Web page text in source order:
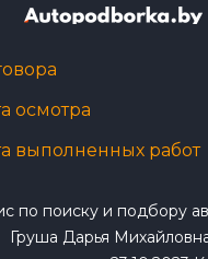
осмотра
выполненных работ
по поиску и подбору
Груша Дарья